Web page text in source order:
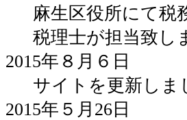
麻生区役所にて税
税理士が担当致し
2015年８月６日
サイトを更新しま
2015年５月26日